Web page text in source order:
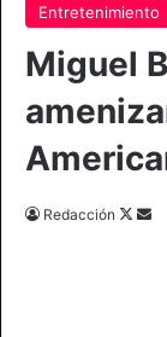
Entretenimiento
Miguel
Redacción
F